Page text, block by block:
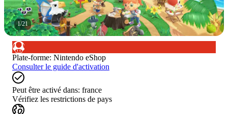
1/21
Plate-forme: Nintendo eShop
Consulter le guide d'activation
Peut être activé dans: france
Vérifiez les restrictions de pays